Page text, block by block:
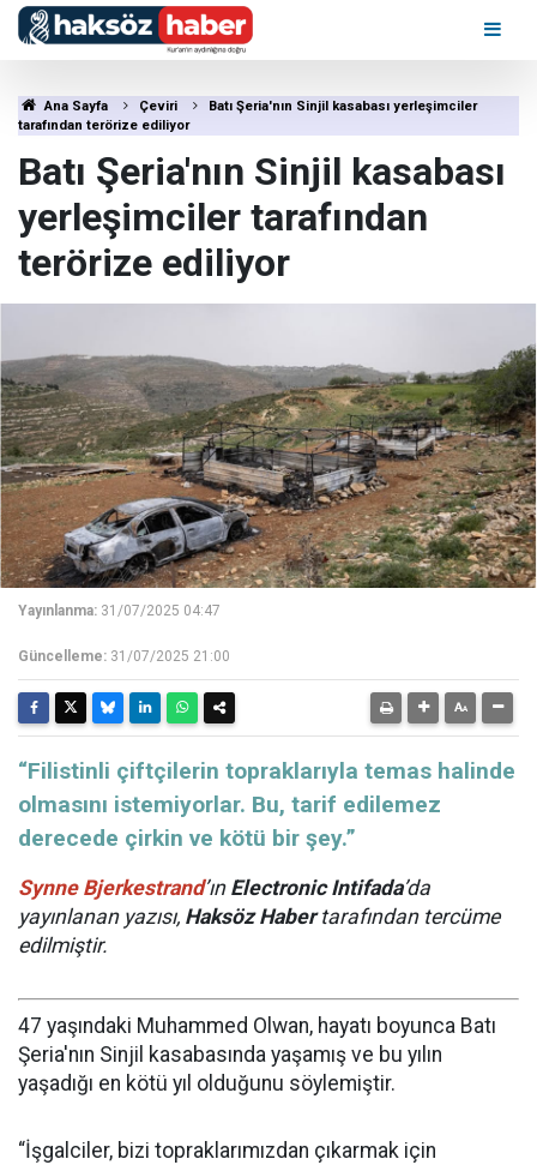
Ana Sayfa Çeviri
Batı Şeria'nın Sinjil kasabası yerleşimciler
tarafından terörize ediliyor
Batı Şeria'nın Sinjil kasabası
yerleşimciler tarafından
terörize ediliyor
Yayınlanma: 31/07/2025 04:47
Güncelleme: 31/07/2025 21:00
“Filistinli çiftçilerin topraklarıyla temas halinde
olmasını istemiyorlar. Bu, tarif edilemez
derecede çirkin ve kötü bir şey.”
Synne Bjerkestrand’ın Electronic Intifada’da
yayınlanan yazısı, Haksöz Habertarafından tercüme
edilmiştir.
47 yaşındaki Muhammed Olwan, hayatı boyunca Batı
Şeria'nın Sinjil kasabasında yaşamış ve bu yılın
yaşadığı en kötü yıl olduğunu söylemiştir.
“İşgalciler, bizi topraklarımızdan çıkarmak için